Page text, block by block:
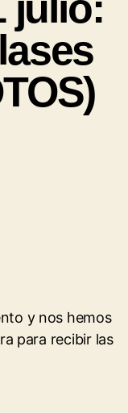
y nos hemos
para recibir las